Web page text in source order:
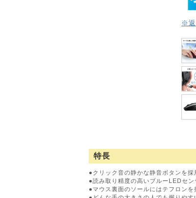
※返
特長
●クリック音の静かな静音ボタンを
●読み取り精度の高いブルーLEDセ
●マウス裏面のソールにはテフロン